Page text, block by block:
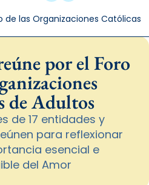
de las Organizaciones Católicas
por el Foro
de Adultos
de 17 entidades y
para reflexionar
esencial e
del Amor